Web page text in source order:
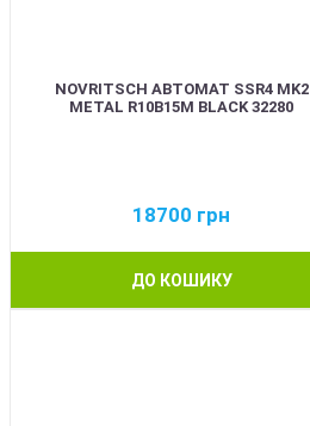
NOVRITSCH АВТОМАТ SSR4 MK2
METAL R10B15M BLACK 32280
18700 грн
ДО КОШИКУ